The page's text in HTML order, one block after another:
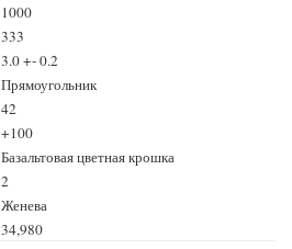
1000
333
3.0 +- 0.2
Прямоугольник
42
+100
Базальтовая цветная крошка
2
Женева
34,980